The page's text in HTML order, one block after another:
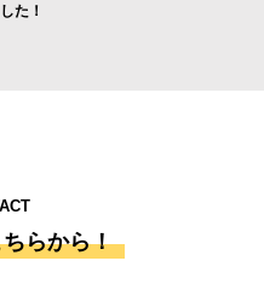
た！
らから！